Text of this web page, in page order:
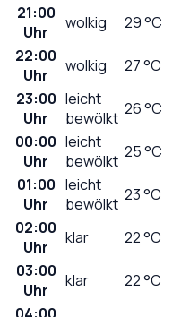
21:00
Uhr
wolkig 29°C
22:00
Uhr
wolkig 27°C
23:00
Uhr
leicht
bewölkt 26°C
00:00
Uhr
leicht
bewölkt 25°C
01:00
Uhr
leicht
bewölkt 23°C
02:00
Uhr
klar 22°C
03:00
Uhr
klar 22°C